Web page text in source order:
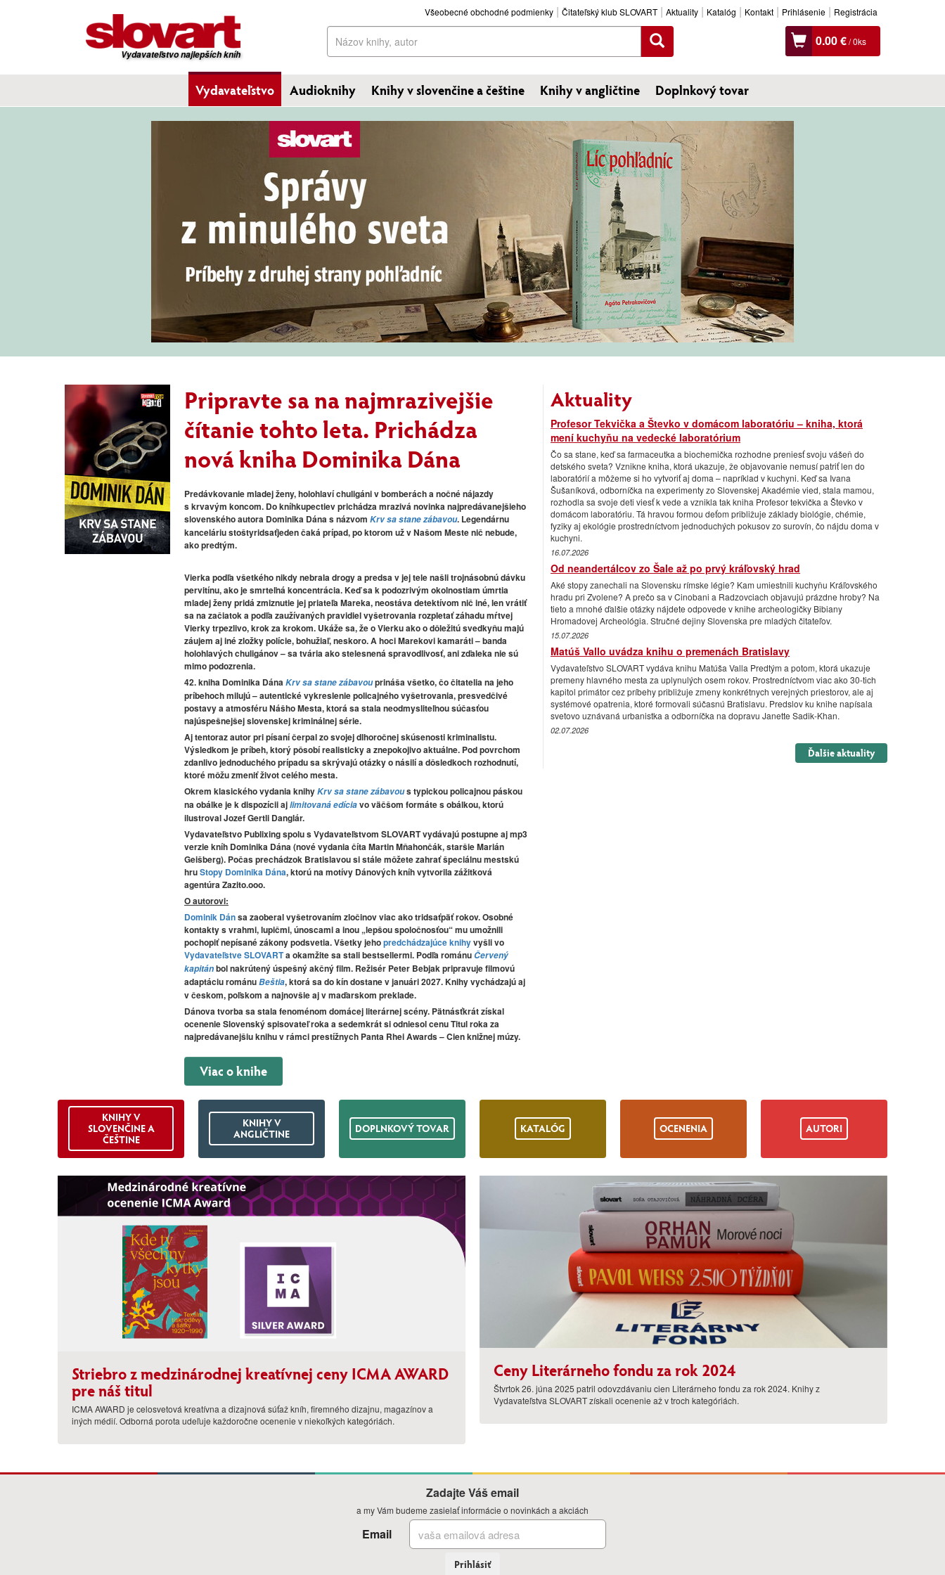
Vydavateľstvo najlepších kníh
Všeobecné obchodné podmienky Čitateľský klub SLOVART Aktuality Katalóg Kontakt Prihlásenie Registrácia
Hľadať 0.00 €/0ks
Vydavateľstvo Audioknihy Knihy v slovenčine a češtine Knihy v angličtine Doplnkový tovar
Pripravte sa na najmrazivejšie
čítanie tohto leta. Prichádza
nová kniha Dominika Dána
Predávkovanie mladej ženy, holohlaví chuligáni v bomberách a nočné nájazdy
s krvavým koncom. Do kníhkupectiev prichádza mrazivá novinka najpredávanejšieho
slovenského autora Dominika Dánas názvom Krv sa stane zábavou. Legendárnu
kanceláriu stoštyridsaťjeden čaká prípad, po ktorom už v Našom Meste nič nebude,
ako predtým.
Vierka podľa všetkého nikdy nebrala drogy a predsa v jej tele našli trojnásobnú dávku
pervitínu, ako je smrteľná koncentrácia. Keď sa k podozrivým okolnostiam úmrtia
mladej ženy pridá zmiznutie jej priateľa Mareka, neostáva detektívom nič iné, len vrátiť
sa na začiatok a podľa zaužívaných pravidiel vyšetrovania rozpletať záhadu mŕtvej
Vierky trpezlivo, krok za krokom. Ukáže sa, že o Vierku ako o dôležitú svedkyňu majú
záujem aj iné zložky polície, bohužiaľ, neskoro. A hoci Marekovi kamaráti – banda
holohlavých chuligánov – sa tvária ako stelesnená spravodlivosť, ani zďaleka nie sú
mimo podozrenia.
42. kniha Dominika DánaKrv sa stane zábavouprináša všetko, čo čitatelia na jeho
príbehoch milujú – autentické vykreslenie policajného vyšetrovania, presvedčivé
postavy a atmosféru Nášho Mesta, ktorá sa stala neodmysliteľnou súčasťou
najúspešnejšej slovenskej kriminálnej série.
Aj tentoraz autor pri písaní čerpal zo svojej dlhoročnej skúsenosti kriminalistu.
Výsledkom je príbeh, ktorý pôsobí realisticky a znepokojivo aktuálne. Pod povrchom
zdanlivo jednoduchého prípadu sa skrývajú otázky o násilí a dôsledkoch rozhodnutí,
ktoré môžu zmeniť život celého mesta.
Okrem klasického vydania knihyKrv sa stane zábavous typickou policajnou páskou
na obálke je k dispozícii ajlimitovaná edíciavo väčšom formáte s obálkou, ktorú
ilustrovalJozef Gertli Danglár.
Vydavateľstvo Publixingspolu sVydavateľstvom SLOVARTvydávajú postupne aj mp3
verzie kníh Dominika Dána (nové vydania číta Martin Mňahončák, staršie Marián
Geišberg). Počas prechádzok Bratislavou si stále môžete zahrať špeciálnu mestskú
hruStopy Dominika Dána, ktorú na motívy Dánových kníh vytvorila zážitková
agentúraZazito.ooo.
O autorovi:
Dominik Dánsa zaoberal vyšetrovaním zločinov viac ako tridsaťpäť rokov. Osobné
kontakty s vrahmi, lupičmi, únoscami a inou „lepšou spoločnosťou“ mu umožnili
pochopiť nepísané zákony podsvetia. Všetky jehopredchádzajúce knihyvyšli vo
Vydavateľstve SLOVARTa okamžite sa stali bestsellermi. Podľa románu Červený
kapitánbol nakrútený úspešný akčný film. Režisér Peter Bebjak pripravuje filmovú
adaptáciu románuBeštia, ktorá sa do kín dostane v januári 2027. Knihy vychádzajú aj
v českom, poľskom a najnovšie aj v maďarskom preklade.
Dánova tvorba sa stala fenoménom domácej literárnej scény. Pätnásťkrát získal
ocenenie Slovenský spisovateľ roka a sedemkrát si odniesol cenu Titul roka za
najpredávanejšiu knihu v rámci prestížnych Panta Rhei Awards – Cien knižnej múzy.
Viac o knihe
Aktuality
Profesor Tekvička a Števko v domácom laboratóriu – kniha, ktorá
mení kuchyňu na vedecké laboratórium
Čo sa stane, keď sa farmaceutka a biochemička rozhodne preniesť svoju vášeň do
detského sveta? Vznikne kniha, ktorá ukazuje, že objavovanie nemusí patriť len do
laboratórií a môžeme si ho vytvoriť aj doma – napríklad v kuchyni. Keď sa Ivana
Šušaníková, odborníčka na experimenty zo Slovenskej Akadémie vied, stala mamou,
rozhodla sa svoje deti viesť k vede a vznikla tak kniha Profesor tekvička a Števko v
domácom laboratóriu. Tá hravou formou deťom približuje základy biológie, chémie,
fyziky aj ekológie prostredníctvom jednoduchých pokusov zo surovín, čo nájdu doma v
kuchyni.
16.07.2026
Od neandertálcov zo Šale až po prvý kráľovský hrad
Aké stopy zanechali na Slovensku rímske légie? Kam umiestnili kuchyňu Kráľovského
hradu pri Zvolene? A prečo sa v Cinobani a Radzovciach objavujú prázdne hroby? Na
tieto a mnohé ďalšie otázky nájdete odpovede v knihe archeologičky Bibiany
Hromadovej Archeológia. Stručné dejiny Slovenska pre mladých čitateľov.
15.07.2026
Matúš Vallo uvádza knihu o premenách Bratislavy
Vydavateľstvo SLOVART vydáva knihu Matúša Valla Predtým a potom, ktorá ukazuje
premeny hlavného mesta za uplynulých osem rokov. Prostredníctvom viac ako 30-tich
kapitol primátor cez príbehy približuje zmeny konkrétnych verejných priestorov, ale aj
systémové opatrenia, ktoré formovali súčasnú Bratislavu. Predslov ku knihe napísala
svetovo uznávaná urbanistka a odborníčka na dopravu Janette Sadik-Khan.
02.07.2026
Ďalšie aktuality
KNIHY V
SLOVENČINE A
ČEŠTINE
KNIHY V
ANGLIČTINE
DOPLNKOVÝ TOVAR KATALÓG OCENENIA AUTORI
Striebro z medzinárodnej kreatívnej ceny ICMA AWARD
pre náš titul
ICMA AWARD je celosvetová kreatívna a dizajnová súťaž kníh, firemného dizajnu, magazínov a
iných médií. Odborná porota udeľuje každoročne ocenenie v niekoľkých kategóriách.
Ceny Literárneho fondu za rok 2024
Štvrtok 26. júna 2025 patril odovzdávaniu cien Literárneho fondu za rok 2024. Knihy z
Vydavateľstva SLOVART získali ocenenie až v troch kategóriách.
Zadajte Váš email
a my Vám budeme zasielať informácie o novinkách a akciách
Email
Prihlásiť